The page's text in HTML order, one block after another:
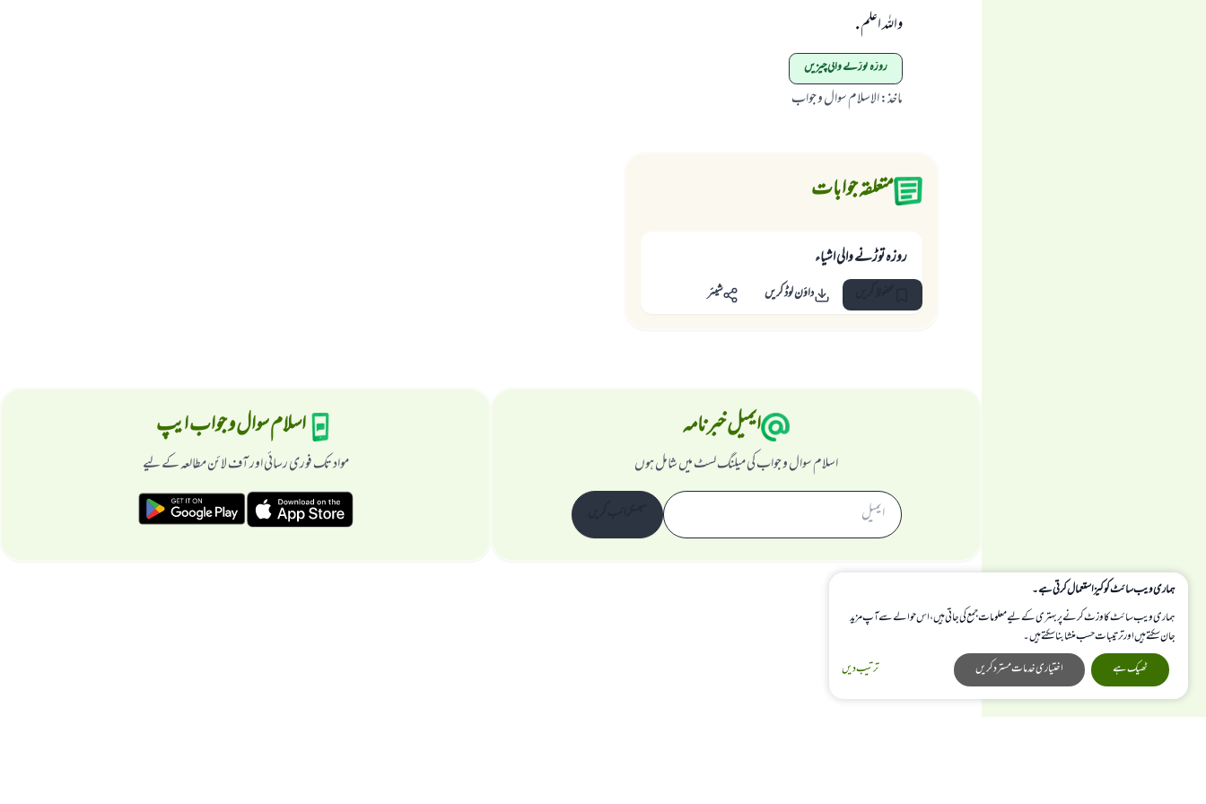
واللہ اعلم .
روزہ توڑنے والی چیزیں
ماخذ:الاسلام سوال و جواب
متعلقہ جوابات
روزہ توڑنے والی اشیاء
داؤن لوڈ کریں شیئر
ایمیل خبرنامہ
اسلام سوال و جواب کی میلنگ لسٹ میں شامل ہوں
اسلام سوال و جواب ایپ
مواد تک فوری رسائی اور آف لائن مطالعہ کے لیے
ہماری ویب سائٹ کوکیز استعمال کرتی ہے۔
ہماری ویب سائٹ کا وزٹ کرنے پر بہتری کے لیے معلومات جمع کی جاتی ہیں، اس حوالے سے آپ مزید
جان سکتے ہیں اور ترتیبات حسب منشا بنا سکتے ہیں۔
ترتیب دیں
اختیاری خدمات مسترد کریں ٹھیک ہے